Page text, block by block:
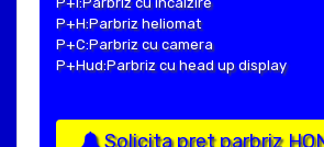
P+H:Parbriz heliomat
P+C:Parbriz cu camera
P+Hud:Parbriz cu head up display
Solicita pret parbriz